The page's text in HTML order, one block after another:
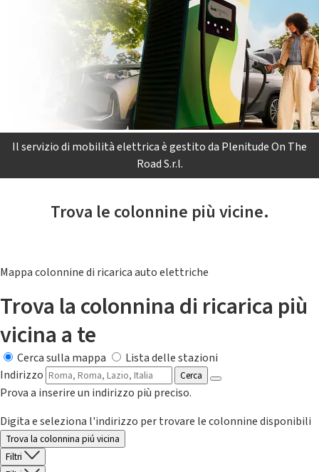
Il servizio di mobilità elettrica è gestito da Plenitude On The
Road S.r.l.
Trova le colonnine più vicine.
Mappa colonnine di ricarica auto elettriche
Trova la colonnina di ricarica più
vicina a te
Cerca sulla mappa
Lista delle stazioni
Indirizzo
Cerca
Prova a inserire un indirizzo più preciso.
Digita e seleziona l'indirizzo per trovare le colonnine disponibili
Trova la colonnina piú vicina
Filtri